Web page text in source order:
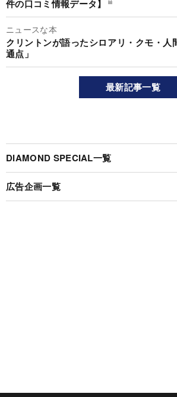
件の口コミ情報データ】
ニュースな本
クリントンが語ったシロアリ・クモ・人
通点」
最新記事一覧
DIAMOND SPECIAL一覧
広告企画一覧